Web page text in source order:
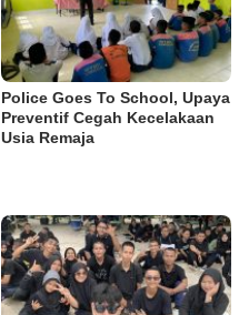
Police Goes To School, Upaya
Preventif Cegah Kecelakaan
Usia Remaja